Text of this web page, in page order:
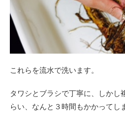
これらを流水で洗います。
タワシとブラシで丁寧に、しかし
らい、なんと３時間もかかってし